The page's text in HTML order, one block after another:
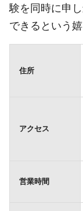
験を同時に申
できるという
住所
アクセス
営業時間